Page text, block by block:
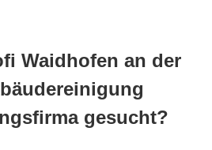
Waidhofen an der
gesucht?